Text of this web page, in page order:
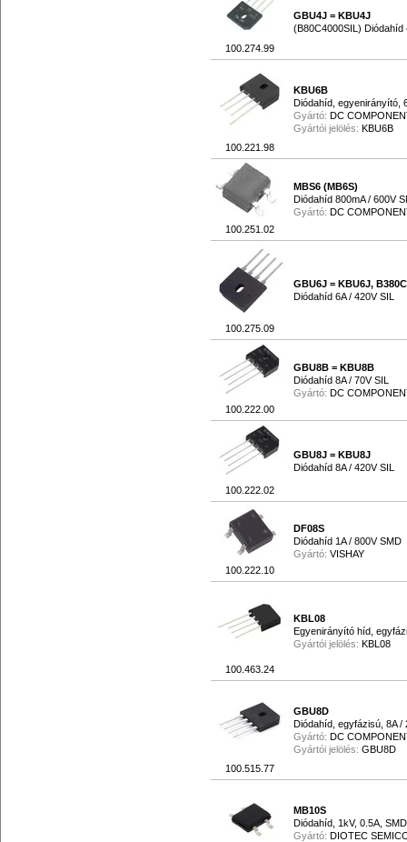
100.274.99
GBU4J = KBU4J
(B80C4000SIL) Diódahíd
100.221.98
KBU6B
Diódahíd, egyenirányító,
Gyártó: DC
Gyártói jelölés: KBU6B
100.251.02
MBS6 (MB6S)
Diódahíd 800mA / 600V
Gyártó: DC
100.275.09
GBU6J = KBU6J,
Diódahíd 6A / 420V SIL
100.222.00
GBU8B = KBU8B
Diódahíd 8A / 70V SIL
Gyártó: DC
100.222.02
GBU8J = KBU8J
Diódahíd 8A / 420V SIL
100.222.10
DF08S
Diódahíd 1A / 800V SMD
Gyártó: VISHAY
100.463.24
KBL08
Egyenirányító híd,
Gyártói jelölés: KBL08
100.515.77
GBU8D
Diódahíd, egyfázisú, 8A /
Gyártó: DC
Gyártói jelölés: GBU8D
MB10S
Diódahíd, 1kV, 0.5A, SMD
Gyártó: DIOTEC